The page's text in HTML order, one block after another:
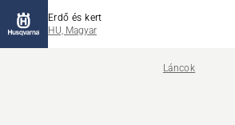
Erdő és kert
HU, Magyar
Láncok